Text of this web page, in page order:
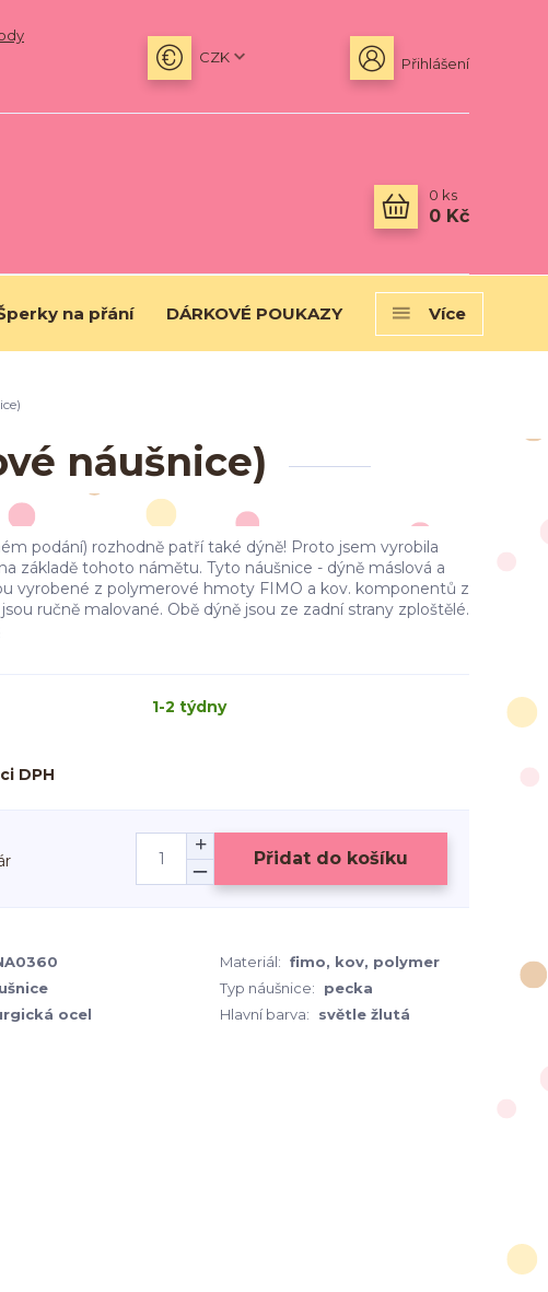
CZK
Přihlášení
0 ks
0 Kč
na přání DÁRKOVÉ POUKAZY Více
náušnice)
podání) rozhodně patří také dýně! Proto jsem vyrobila
základě tohoto námětu. Tyto náušnice - dýně máslová a
vyrobené z polymerové hmoty FIMO a kov. komponentů z
ručně malované. Obě dýně jsou ze zadní strany zploštělé.
1-2 týdny
DPH
Přidat do košíku
Materiál: fimo, kov, polymer
Typ náušnice:
pecka
ocel Hlavní barva: světle žlutá